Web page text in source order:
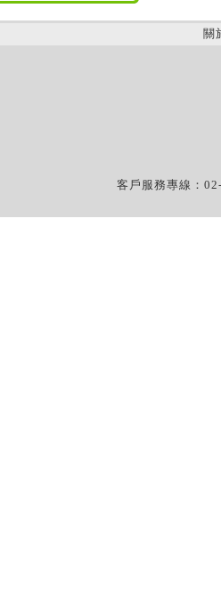
關
客戶服務專線：